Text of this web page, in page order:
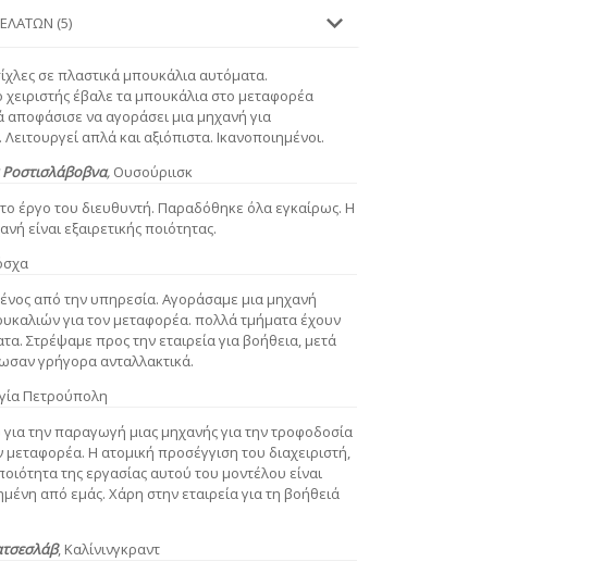
(5)
σε πλαστικά μπουκάλια αυτόματα.
έβαλε τα μπουκάλια στο μεταφορέα
αποφάσισε να αγοράσει μια μηχανή για
απλά και αξιόπιστα. Ικανοποιημένοι.
, Ουσούριισκ
έργο του διευθυντή. Παραδόθηκε όλα εγκαίρως. Η
είναι εξαιρετικής ποιότητας.
από την υπηρεσία. Αγοράσαμε μια μηχανή
για τον μεταφορέα. πολλά τμήματα έχουν
Στρέψαμε προς την εταιρεία για βοήθεια, μετά
γρήγορα ανταλλακτικά.
Πετρούπολη
την παραγωγή μιας μηχανής για την τροφοδοσία
Η ατομική προσέγγιση του διαχειριστή,
της εργασίας αυτού του μοντέλου είναι
από εμάς. Χάρη στην εταιρεία για τη βοήθειά
, Καλίνινγκραντ